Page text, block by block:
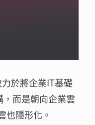
於將企業IT基礎
而是朝向企業雲
也隱形化。